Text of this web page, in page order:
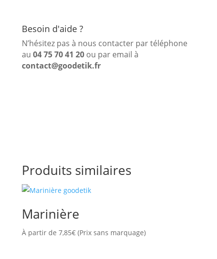
Besoin d'aide ?
N’hésitez pas à nous contacter par téléphone
au 04 75 70 41 20 ou par email à
contact@goodetik.fr
Produits similaires
Marinière
À partir de 7,85€(Prix sans marquage)